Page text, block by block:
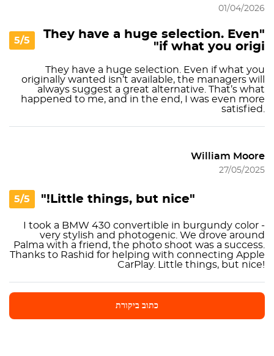
01/04/2026
5/5
"They have a huge selection. Even
if what you origi"
They have a huge selection. Even if what you
originally wanted isn’t available, the managers will
always suggest a great alternative. That’s what
happened to me, and in the end, I was even more
satisfied.
William Moore
27/05/2025
5/5 "Little things, but nice!"
I took a BMW 430 convertible in burgundy color -
very stylish and photogenic. We drove around
Palma with a friend, the photo shoot was a success.
Thanks to Rashid for helping with connecting Apple
CarPlay. Little things, but nice!
כתוב ביקורת